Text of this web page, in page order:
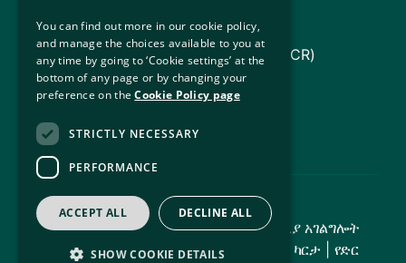
የአየርላንድ መንግሥት (ስለ አየርላንድ ግዛት መረጃ)
የተባበሩት መንግስታት የስደተኞች ኤጀንሲ (UNHCR)
የፍትህ መምሪያ
የማህበራዊ ተሳትፎ ቢሮ
© የቅጂ መብት 2026 - ዓለም አቀፍ የመጠለያ አገልግሎት
(IPAS) | መብቱ በህግ የተጠበቀ ነው |
የጣቢያ ካርታ
የድር
You can find out more in our cookie policy,
and manage the choices available to you at
any time by going to ‘Cookie settings’ at the
bottom of any page or by changing your
preference on theCookie Policy page
STRICTLY NECESSARY
PERFORMANCE
ACCEPT ALL DECLINE ALL
SHOW COOKIE DETAILS